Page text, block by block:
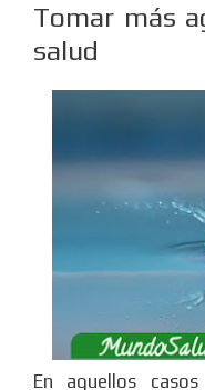
Tomar más
salud
En aquellos